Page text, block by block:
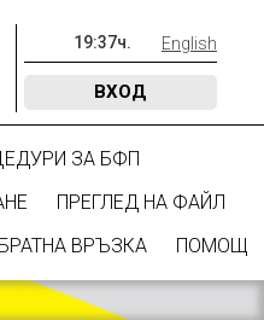
19:37ч. English
ВХОД
ЗА БФП
ПРЕГЛЕД НА ФАЙЛ
ВРЪЗКА ПОМОЩ